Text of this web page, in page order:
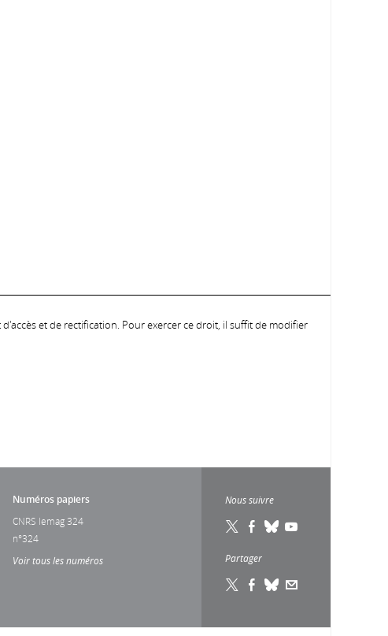
et de rectification. Pour exercer ce droit, il suffit de modifier
Numéros papiers
CNRS lemag 324
n°324
Voir tous les numéros
Nous suivre
Partager